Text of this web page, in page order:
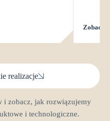
Zobacz
realizacje
i zobacz, jak rozwiązujemy
i technologiczne.